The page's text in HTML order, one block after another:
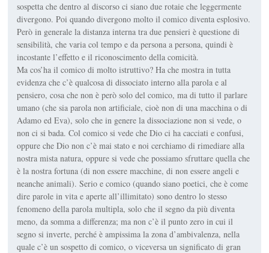
sospetta che dentro al discorso ci siano due rotaie che leggermente
divergono. Poi quando divergono molto il comico diventa esplosivo.
Però in generale la distanza interna tra due pensieri è questione di
sensibilità, che varia col tempo e da persona a persona, quindi è
incostante l’effetto e il riconoscimento della comicità.
Ma cos’ha il comico di molto istruttivo? Ha che mostra in tutta
evidenza che c’è qualcosa di dissociato interno alla parola e al
pensiero, cosa che non è però solo del comico, ma di tutto il parlare
umano (che sia parola non artificiale, cioè non di una macchina o di
Adamo ed Eva), solo che in genere la dissociazione non si vede, o
non ci si bada. Col comico si vede che Dio ci ha cacciati e confusi,
oppure che Dio non c’è mai stato e noi cerchiamo di rimediare alla
nostra mista natura, oppure si vede che possiamo sfruttare quella che
è la nostra fortuna (di non essere macchine, di non essere angeli e
neanche animali). Serio e comico (quando siano poetici, che è come
dire parole in vita e aperte all’illimitato) sono dentro lo stesso
fenomeno della parola multipla, solo che il segno da più diventa
meno, da somma a differenza; ma non c’è il punto zero in cui il
segno si inverte, perché è ampissima la zona d’ambivalenza, nella
quale c’è un sospetto di comico, o viceversa un significato di gran